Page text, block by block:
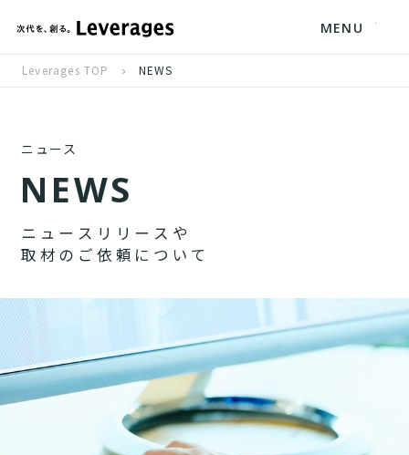
MENU
Leverages TOP NEWS
ニュース
NEWS
ニ ュ ー ス リ リ ー ス や
取 材 の ご 依 頼 に つ い て